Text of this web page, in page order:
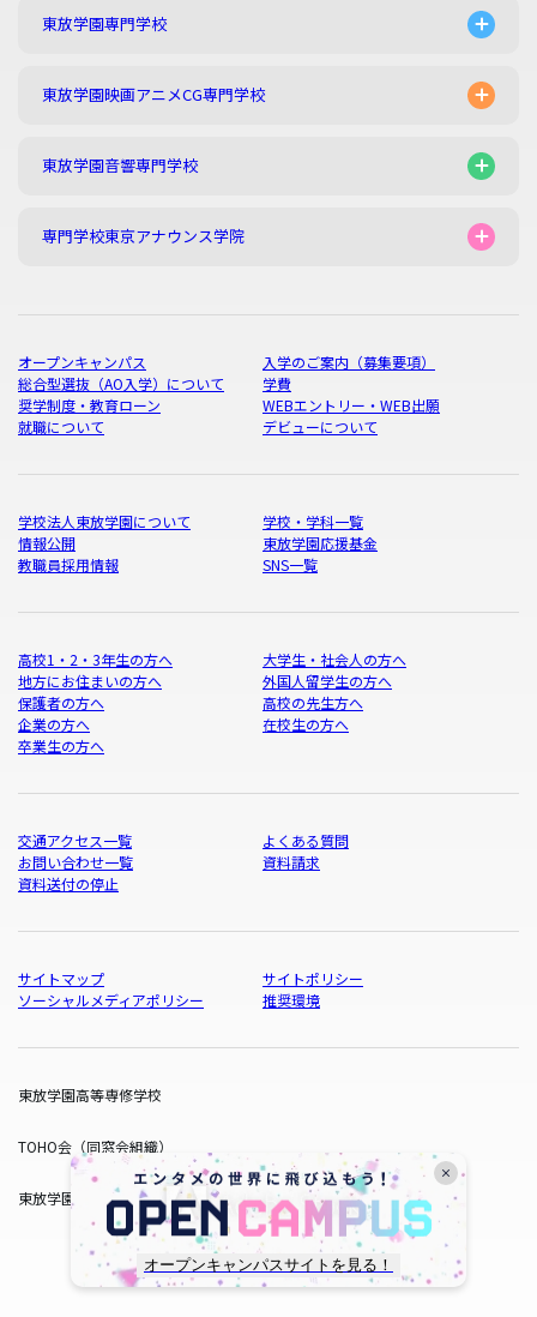
オープンキャンパスサイトを見る！
東放学園専門学校
東放学園映画アニメCG専門学校
東放学園音響専門学校
専門学校東京アナウンス学院
オープンキャンパス
入学のご案内（募集要項）
総合型選抜（AO入学）について
学費
奨学制度・教育ローン
WEBエントリー・WEB出願
就職について
デビューについて
学校法人東放学園について
学校・学科一覧
情報公開
東放学園応援基金
教職員採用情報
SNS一覧
高校1・2・3年生の方へ
大学生・社会人の方へ
地方にお住まいの方へ
外国人留学生の方へ
保護者の方へ
高校の先生方へ
企業の方へ
在校生の方へ
卒業生の方へ
交通アクセス一覧
よくある質問
お問い合わせ一覧
資料請求
資料送付の停止
サイトマップ
サイトポリシー
ソーシャルメディアポリシー
推奨環境
東放学園高等専修学校
TOHO会（同窓会組織）
東放学園サービス
copyright © TOHO GAKUEN All Rights Reserved.